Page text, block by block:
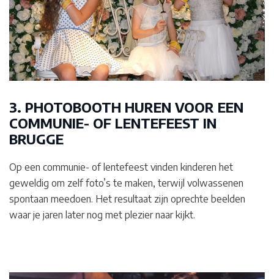
3. PHOTOBOOTH HUREN VOOR EEN
COMMUNIE- OF LENTEFEEST IN
BRUGGE
Op een communie- of lentefeest vinden kinderen het
geweldig om zelf foto’s te maken, terwijl volwassenen
spontaan meedoen. Het resultaat zijn oprechte beelden
waar je jaren later nog met plezier naar kijkt.